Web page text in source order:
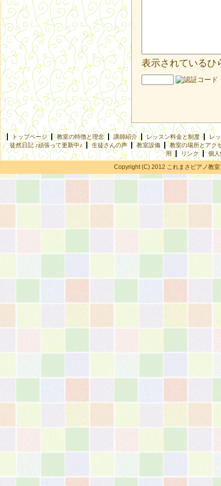
表示されているひ
トップページ 教室の特徴と理念 講師紹介 レッスン料金と制度
レ
徒然日記 ♪頑張って更新中♪
生徒さんの声 教室設備
教室の場所とアク
用
リンク
個
Copyright (C) 2012 これまさピアノ教